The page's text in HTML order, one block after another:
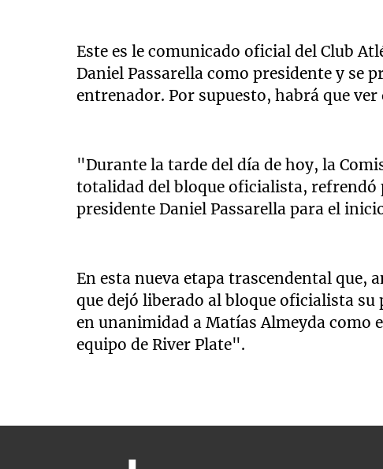
Este es le comunicado oficial del Club
Daniel Passarella como presidente y se
entrenador. Por supuesto, habrá que ver
"Durante la tarde del día de hoy, la
totalidad del bloque oficialista,
presidente Daniel Passarella para el
En esta nueva etapa trascendental que,
que dejó liberado al bloque oficialista su
en unanimidad a Matías Almeyda como
equipo de River Plate".